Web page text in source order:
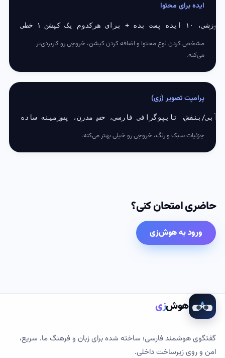
ایده برای محتوا
مشخص کردن نوع محتوا و اضافه کردن کپشن، خروجی رو کاربردی‌تر
می‌کنه.
پرامپت تصویر (زی)
جزئیات سبک و رنگ، خروجی رو خیلی بهتر می‌کنه.
حاضری امتحان کنی؟
ورود به هوش‌زی
هوش‌زی
گفتگوی هوشمند فارسی؛ ساخته شده برای زبان و فرهنگ ما. سریع،
امن و روی زیرساخت داخلی.